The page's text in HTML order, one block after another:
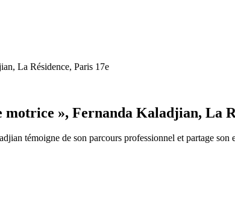
La Résidence, Paris 17e
», Fernanda Kaladjian, La
témoigne de son parcours professionnel et partage